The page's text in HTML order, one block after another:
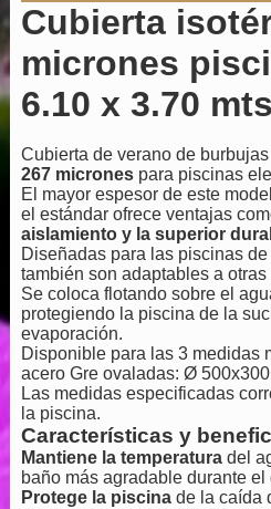
Cubierta
micrones
6.10 x 3.70 mts
Cubierta de verano de
267 micronespara piscinas
El mayor espesor de este
el estándar ofrece ventajas
aislamiento y la superior
Diseñadas para las piscinas
también son adaptables a otras
Se coloca flotando sobre el
protegiendo la piscina de la
evaporación.
Disponible para las 3 medidas
acero Gre ovaladas: Ø
Las medidas especificadas
la piscina.
Características y
Mantiene la temperaturadel
baño más agradable durante el
Protege la piscinade la caída